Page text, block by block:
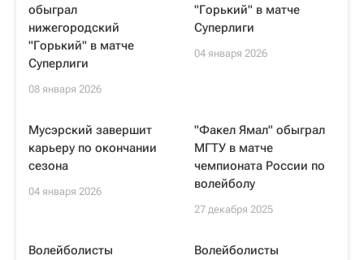
обыграл
нижегородский
"Горький" в матче
Суперлиги
08 января 2026
"Горький" в матче
Суперлиги
04 января 2026
Мусэрский завершит
карьеру по окончании
сезона
04 января 2026
"Факел Ямал" обыграл
МГТУ в матче
чемпионата России по
волейболу
27 декабря 2025
Волейболисты
Волейболисты